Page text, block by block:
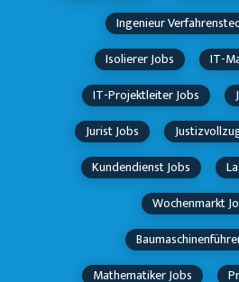
Ingenieur
Isolierer Jobs
IT-
IT-Projektleiter Jobs
Jurist Jobs
Kundendienst Jobs
Wochenmarkt
Mathematiker Jobs